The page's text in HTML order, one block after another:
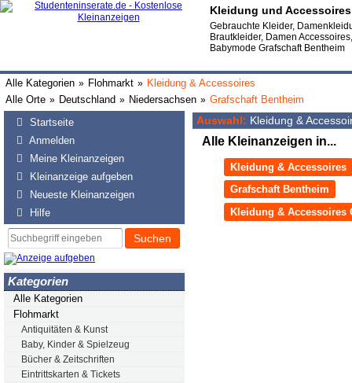
Kleidung und
Gebrauchte Kleider,
Brautkleider, Damen
Babymode Grafschaft Bentheim
Alle Kategorien » Flohmarkt » Kleidung & Accessoires
Alle Orte » Deutschland » Niedersachsen » Grafschaft Bentheim
Startseite
Anmelden
Meine Kleinanzeigen
Kleinanzeige aufgeben
Neueste Kleinanzeigen
Hilfe
Suchen
Kategorien
Alle Kategorien
Flohmarkt
Antiquitäten & Kunst
Baby, Kinder & Spielzeug
Bücher & Zeitschriften
Eintrittskarten & Tickets
Auswahl: Kleidung &
Alle Kleinanzeigen in...
Kleidung & Accessoires
Grafschaft Bentheim
Kleidung & Accessoires